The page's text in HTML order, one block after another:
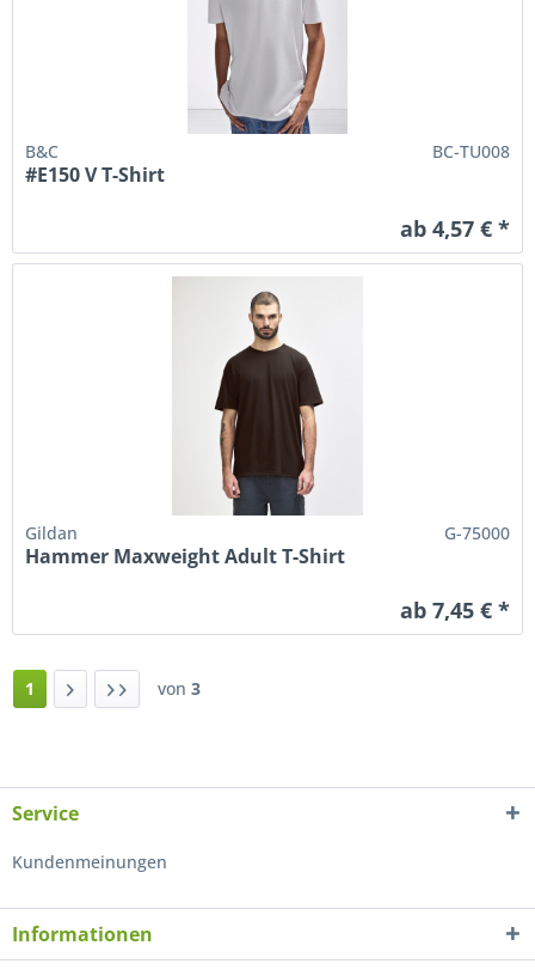
B&C BC-TU008
#E150 V T-Shirt
ab 4,57 € *
Gildan G-75000
Hammer Maxweight Adult T-Shirt
ab 7,45 € *
1 von 3
Service
Kundenmeinungen
Informationen